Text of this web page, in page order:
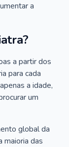
a
a partir dos
para cada
a idade,
um
global da
maioria das